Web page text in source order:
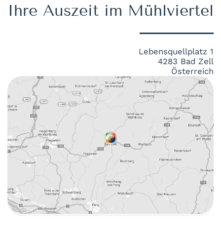
Ihre Auszeit im Mühlviertel
Lebensquellplatz 1
4283 Bad Zell
Österreich